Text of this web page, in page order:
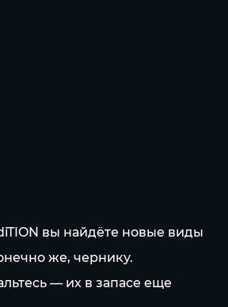
вы найдёте новые виды
же, чернику.
— их в запасе еще